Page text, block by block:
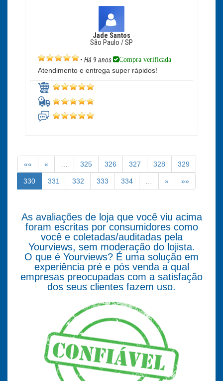
Jade Santos
São Paulo / SP
• Há 9 anos Compra verificada
Atendimento e entrega super rápidos!
«« « … 325 326 327 328 329
330 331 332 333 334 … » »»
As avaliações de loja que você viu acima
foram escritas por consumidores como
você e coletadas/auditadas pela
Yourviews, sem moderação do lojista.
O que é Yourviews? É uma solução em
experiência pré e pós venda a qual
empresas preocupadas com a satisfação
dos seus clientes fazem uso.